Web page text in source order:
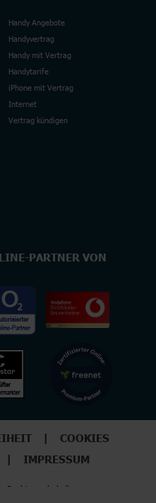
Handy Angebote
Handyvertrag
Handy mit Vertrag
Handytarife
iPhone mit Vertrag
Internet
Vertrag kündigen
PARTNER VON
COOKIES
IMPRESSUM
vorbehalten